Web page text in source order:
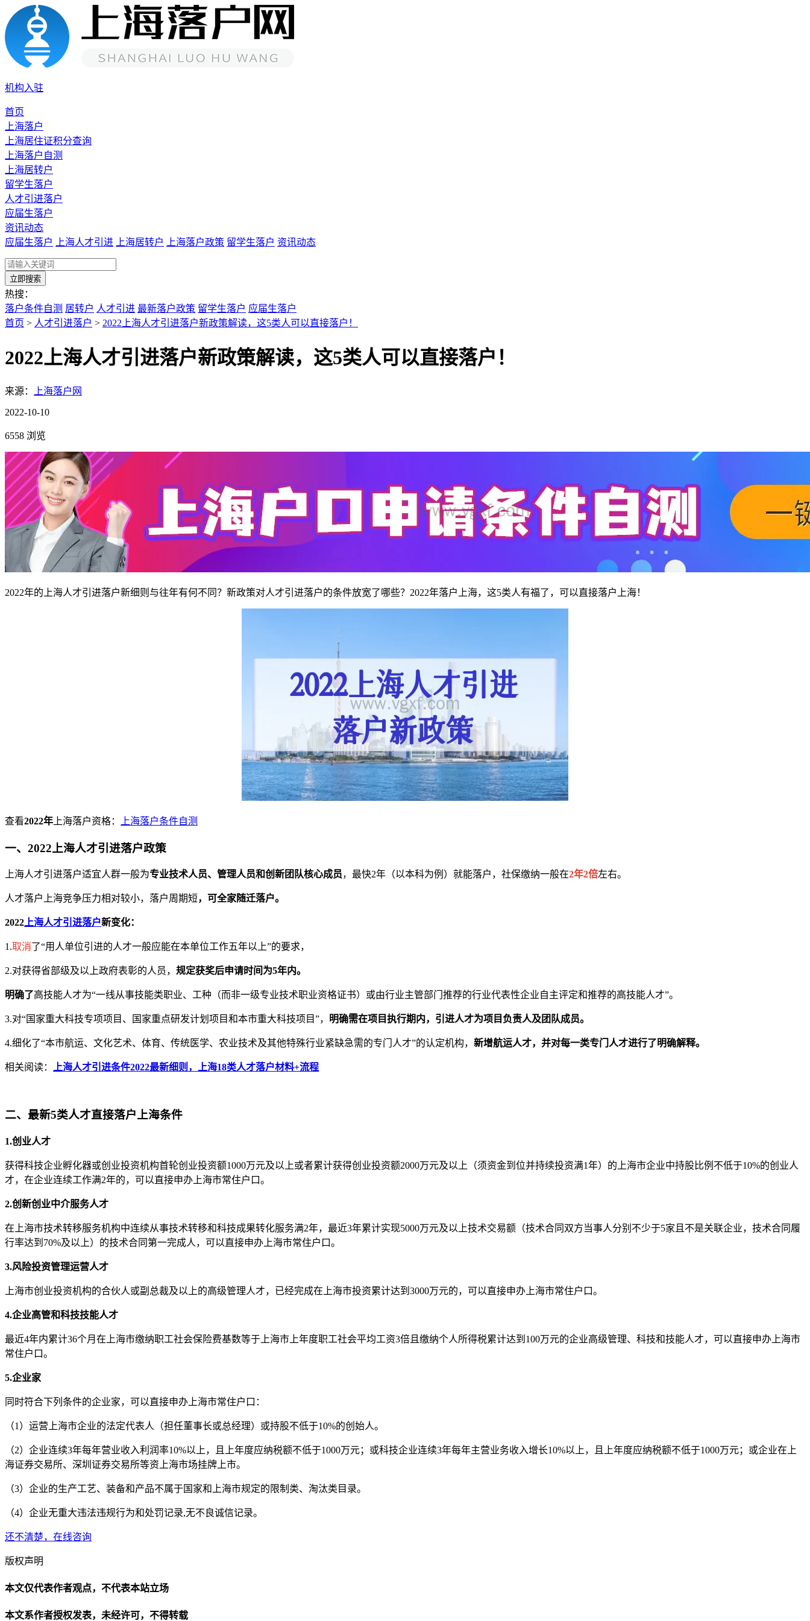
机构入驻
首页
上海落户
上海居住证积分查询
上海落户自测
上海居转户
留学生落户
人才引进落户
应届生落户
资讯动态
应届生落户
上海人才引进 上海居转户 上海落户政策 留学生落户 资讯动态
立即搜索
热搜：
落户条件自测 居转户 人才引进 最新落户政策 留学生落户 应届生落户
首页 > 人才引进落户 > 2022上海人才引进落户新政策解读，这5类人可以直接落户！
2022上海人才引进落户新政策解读，这5类人可以直接落户！
来源： 上海落户网
2022-10-10
6558 浏览
2022年的上海人才引进落户新细则与往年有何不同？新政策对人才引进落户的条件放宽了哪些？2022年落户上海，这5类人有福了，可以直接落户上海！
查看2022年 上海落户资格： 上海落户条件自测
一、2022上海人才引进落户政策
上海人才引进落户适宜人群一般为专业技术人员、管理人员和创新团队核心成员，最快2年（以本科为例）就能落户，社保缴纳一般在2年2倍左右。
人才落户上海竞争压力相对较小，落户周期短，可全家随迁落户。
2022 上海人才引进落户新变化：
1.取消了“用人单位引进的人才一般应能在本单位工作五年以上”的要求，
2.对获得省部级及以上政府表彰的人员， 规定获奖后申请时间为5年内。
明确了高技能人才为“一线从事技能类职业、工种（而非一级专业技术职业资格证书）或由行业主管部门推荐的行业代表性企业自主评定和推荐的高技能人才”。
3.对“国家重大科技专项项目、国家重点研发计划项目和本市重大科技项目”， 明确需在项目执行期内，引进人才为项目负责人及团队成员。
4.细化了“本市航运、文化艺术、体育、传统医学、农业技术及其他特殊行业紧缺急需的专门人才”的认定机构， 新增航运人才，并对每一类专门人才进行了明确解释。
相关阅读： 上海人才引进条件2022最新细则，上海18类人才落户材料+流程
二、最新5类人才直接落户上海条件
1.创业人才
获得科技企业孵化器或创业投资机构首轮创业投资额1000万元及以上或者累计获得创业投资额2000万元及以上（须资金到位并持续投资满1年）的上海市企业中持股比例不低于10%的创业人
才，在企业连续工作满2年的，可以直接申办上海市常住户口。
2.创新创业中介服务人才
在上海市技术转移服务机构中连续从事技术转移和科技成果转化服务满2年，最近3年累计实现5000万元及以上技术交易额（技术合同双方当事人分别不少于5家且不是关联企业，技术合同履
行率达到70%及以上）的技术合同第一完成人，可以直接申办上海市常住户口。
3.风险投资管理运营人才
上海市创业投资机构的合伙人或副总裁及以上的高级管理人才，已经完成在上海市投资累计达到3000万元的，可以直接申办上海市常住户口。
4.企业高管和科技技能人才
最近4年内累计36个月在上海市缴纳职工社会保险费基数等于上海市上年度职工社会平均工资3倍且缴纳个人所得税累计达到100万元的企业高级管理、科技和技能人才，可以直接申办上海市
常住户口。
5.企业家
同时符合下列条件的企业家，可以直接申办上海市常住户口：
（1）运营上海市企业的法定代表人（担任董事长或总经理）或持股不低于10%的创始人。
（2）企业连续3年每年营业收入利润率10%以上，且上年度应纳税额不低于1000万元；或科技企业连续3年每年主营业务收入增长10%以上，且上年度应纳税额不低于1000万元；或企业在上
海证券交易所、深圳证券交易所等资上海市场挂牌上市。
（3）企业的生产工艺、装备和产品不属于国家和上海市规定的限制类、淘汰类目录。
（4）企业无重大违法违规行为和处罚记录,无不良诚信记录。
还不清楚，在线咨询
版权声明
本文仅代表作者观点，不代表本站立场
本文系作者授权发表，未经许可，不得转载